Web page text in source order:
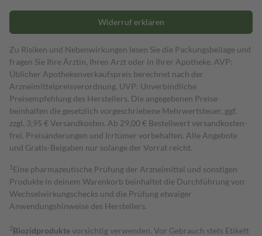
Widerruf erklären
Zu Risiken und Nebenwirkungen lesen Sie die Packungsbeilage und
fragen Sie Ihre Ärztin, Ihren Arzt oder in Ihrer Apotheke. AVP:
Üblicher Apothekenverkaufspreis berechnet nach der
Arzneimittelpreisverordnung. UVP: Unverbindliche
Preisempfehlung des Herstellers. Die angegebenen Preise
beinhalten die gesetzlich vorgeschriebene Mehrwertsteuer, ggf.
zzgl. 3,95 € Versandkosten. Ab 29,00 € Bestell­wert versand­kosten­
frei. Preisänderungen und Irrtümer vorbehalten. Alle Angebote
und Gratis-Beigaben nur solange der Vorrat reicht.
1 Eine pharmazeutische Prüfung der Arzneimittel und sonstigen
Produkte in deinem Warenkorb beinhaltet die Durchführung von
Wechselwirkungschecks und die Prüfung etwaiger
Anwendungshinweise des Herstellers.
2Biozidproduktevorsichtig verwenden. Vor Gebrauch stets Etikett